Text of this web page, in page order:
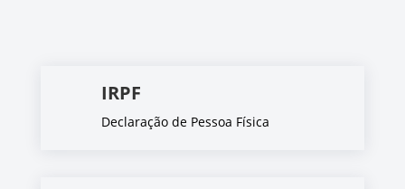
IRPF
Declaração de Pessoa Física